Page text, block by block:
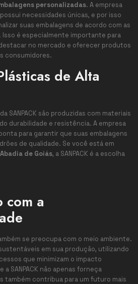
personalizadas. A empresa
necessidades únicas, e por isso
suas embalagens de acordo com as
é especialmente importante para
no mercado e oferecer produtos
consumidores.
de Alta
da SANPACK são produzidas com materiais
durabilidade e resistência. A empresa
para garantir que suas embalagens
de qualidade. Se você está em
de Goiás, a SANPACK é a escolha
com a
também se preocupa com o meio ambiente.
em sua produção, utilizando
que minimizam o impacto
SANPACK não apenas forneça
também contribua para um futuro mais